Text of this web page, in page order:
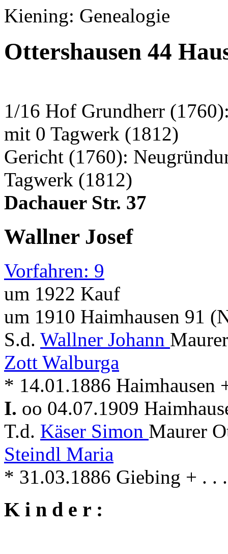
Kiening: Genealogie
Ottershausen 44
1/16 Hof Grundherr
mit 0 Tagwerk (1812)
Gericht (1760):
Tagwerk (1812)
Dachauer Str. 37
Wallner Josef
Vorfahren: 9
um 1922 Kauf
um 1910 Haimhausen 91
S.d. Wallner Johann
Zott Walburga
* 14.01.1886 Haimhausen
I. oo 04.07.1909
T.d. Käser Simon Maurer
Steindl Maria
* 31.03.1886 Giebing + . .
K i n d e r :